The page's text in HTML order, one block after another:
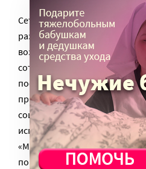
Сеть розничных магазинов
развивать волонтерство
возникла после случая в
сотрудники одного из
постоянный покупатель, 90-
приходить за продуктами.
социальной службой и
испугался пандемии и не
«Магните» решили
покупателям на волонтерских